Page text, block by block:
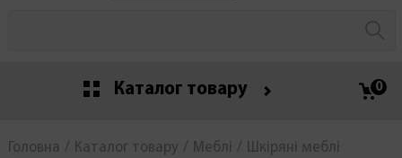
Каталог товару 0
Головна Каталог товару Меблі
Шкіряні меблі